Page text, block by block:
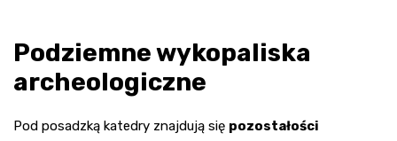
Podziemne wykopaliska
archeologiczne
Pod posadzką katedry znajdują się pozostałości